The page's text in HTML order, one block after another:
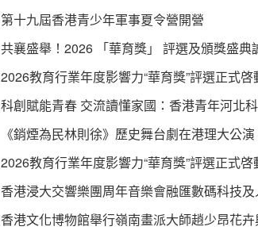
第十九屆香港青少年軍事夏令營開營
共襄盛舉！2026 「華育獎」 評選及頒獎盛典
2026教育行業年度影響力“華育獎”評選正式啓
科創賦能青春 交流讀懂家國：香港青年河北
《銷煙為民林則徐》歷史舞台劇在港理大公演
2026教育行業年度影響力“華育獎”評選正式啓
香港浸大交響樂團周年音樂會融匯數碼科技
香港文化博物館舉行嶺南畫派大師趙少昂花